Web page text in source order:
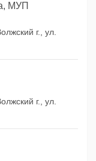
МУП
г., ул.
г., ул.